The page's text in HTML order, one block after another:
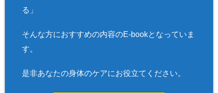
る」
そんな方におすすめの内容のE-bookとなっていま
す。
是非あなたの身体のケアにお役立てください。